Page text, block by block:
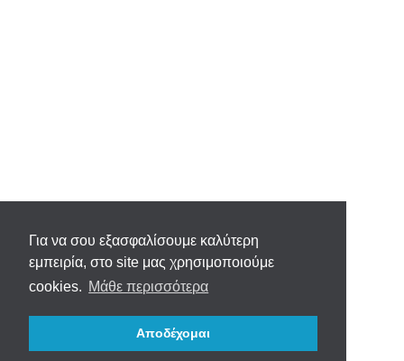
Για να σου εξασφαλίσουμε καλύτερη
εμπειρία, στο site μας χρησιμοποιούμε
cookies. Μάθε περισσότερα
Αποδέχομαι